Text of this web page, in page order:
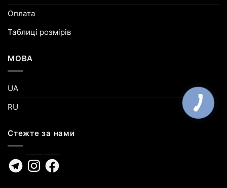
Оплата
Таблиці розмірів
МОВА
UA
RU
Стежте за нами
TelegramInstagramFacebook